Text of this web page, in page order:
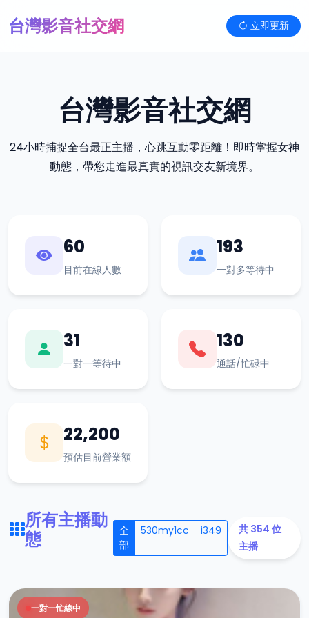
台灣影音社交網 立即更新
台灣影音社交網
24小時捕捉全台最正主播，心跳互動零距離！即時掌握女神
動態，帶您走進最真實的視訊交友新境界。
60
目前在線人數
193
一對多等待中
31
一對一等待中
130
通話/忙碌中
22,200
預估目前營業額
所有主播動
態
全
部
530my1cc i349
共 354 位
主播
一對一忙線中